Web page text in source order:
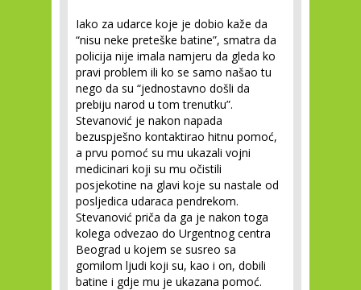
Iako za udarce koje je dobio kaže da
“nisu neke preteške batine”, smatra da
policija nije imala namjeru da gleda ko
pravi problem ili ko se samo našao tu
nego da su “jednostavno došli da
prebiju narod u tom trenutku”.
Stevanović je nakon napada
bezuspješno kontaktirao hitnu pomoć,
a prvu pomoć su mu ukazali vojni
medicinari koji su mu očistili
posjekotine na glavi koje su nastale od
posljedica udaraca pendrekom.
Stevanović priča da ga je nakon toga
kolega odvezao do Urgentnog centra
Beograd u kojem se susreo sa
gomilom ljudi koji su, kao i on, dobili
batine i gdje mu je ukazana pomoć.